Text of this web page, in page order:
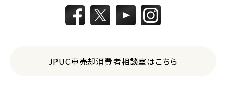
JPUC車売却消費者相談室はこちら